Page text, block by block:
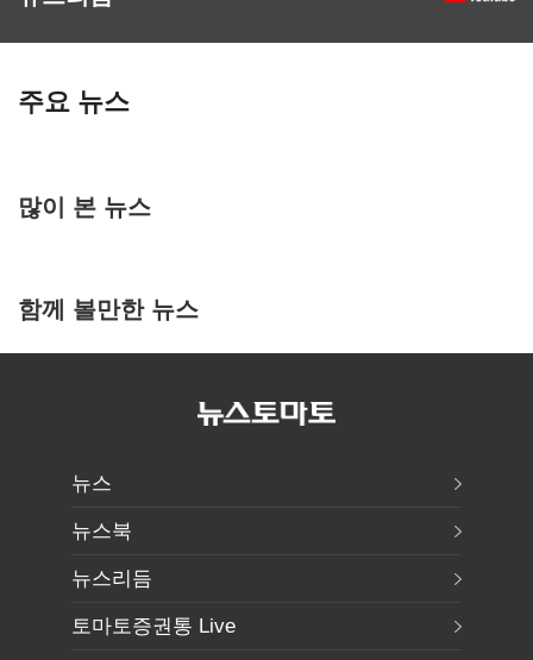
주요 뉴스
많이 본 뉴스
함께 볼만한 뉴스
뉴스
뉴스북
뉴스리듬
토마토증권통 Live